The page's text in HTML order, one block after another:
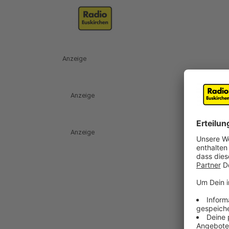
Anzeige
Anzeige
Anzeige